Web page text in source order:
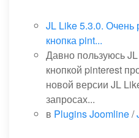
JL Like 5.3.0. Очень
кнопка pint...
Давно пользуюсь
кнопкой pinterest
новой версии JL
запросах...
в Plugins Joomline/